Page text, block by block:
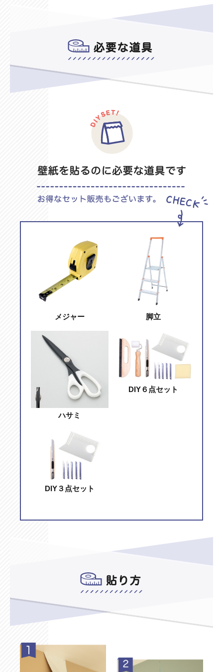
メジャー 脚立
ハサミ
DIY６点セット
DIY３点セット